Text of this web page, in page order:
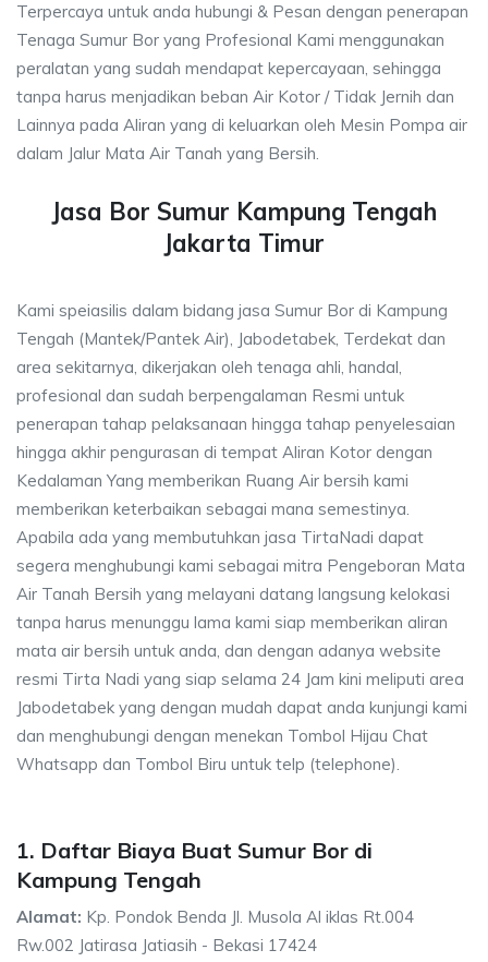
Terpercaya untuk anda hubungi & Pesan dengan penerapan
Tenaga Sumur Bor yang Profesional Kami menggunakan
peralatan yang sudah mendapat kepercayaan, sehingga
tanpa harus menjadikan beban Air Kotor / Tidak Jernih dan
Lainnya pada Aliran yang di keluarkan oleh Mesin Pompa air
dalam Jalur Mata Air Tanah yang Bersih.
Jasa Bor Sumur Kampung Tengah
Jakarta Timur
Kami speiasilis dalam bidang jasa Sumur Bor di Kampung
Tengah (Mantek/Pantek Air), Jabodetabek, Terdekat dan
area sekitarnya, dikerjakan oleh tenaga ahli, handal,
profesional dan sudah berpengalaman Resmi untuk
penerapan tahap pelaksanaan hingga tahap penyelesaian
hingga akhir pengurasan di tempat Aliran Kotor dengan
Kedalaman Yang memberikan Ruang Air bersih kami
memberikan keterbaikan sebagai mana semestinya.
Apabila ada yang membutuhkan jasa TirtaNadi dapat
segera menghubungi kami sebagai mitra Pengeboran Mata
Air Tanah Bersih yang melayani datang langsung kelokasi
tanpa harus menunggu lama kami siap memberikan aliran
mata air bersih untuk anda, dan dengan adanya website
resmi Tirta Nadi yang siap selama 24 Jam kini meliputi area
Jabodetabek yang dengan mudah dapat anda kunjungi kami
dan menghubungi dengan menekan Tombol Hijau Chat
Whatsapp dan Tombol Biru untuk telp (telephone).
1. Daftar Biaya Buat Sumur Bor di
Kampung Tengah
Alamat: Kp. Pondok Benda Jl. Musola Al iklas Rt.004
Rw.002 Jatirasa Jatiasih - Bekasi 17424